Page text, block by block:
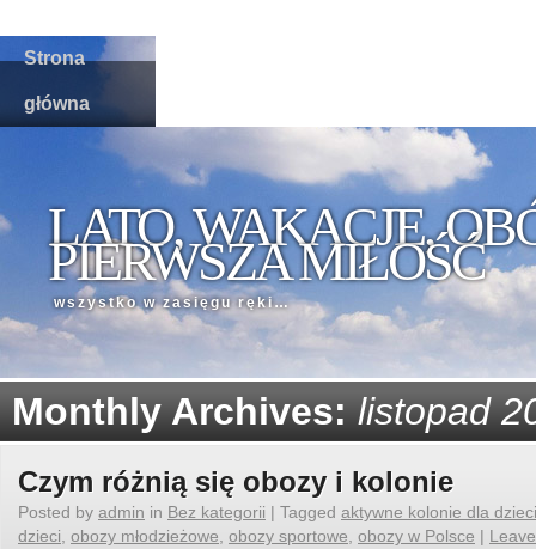
Strona
główna
LATO, WAKACJE,
PIERWSZA MIŁOŚĆ
wszystko w zasięgu ręki…
Monthly Archives:listopad
Czym różnią się obozy i kolonie
Posted by admin in Bez kategorii | Tagged aktywne kolonie dla dzieci
dzieci obozy młodzieżowe obozy sportowe obozy w Polsce |